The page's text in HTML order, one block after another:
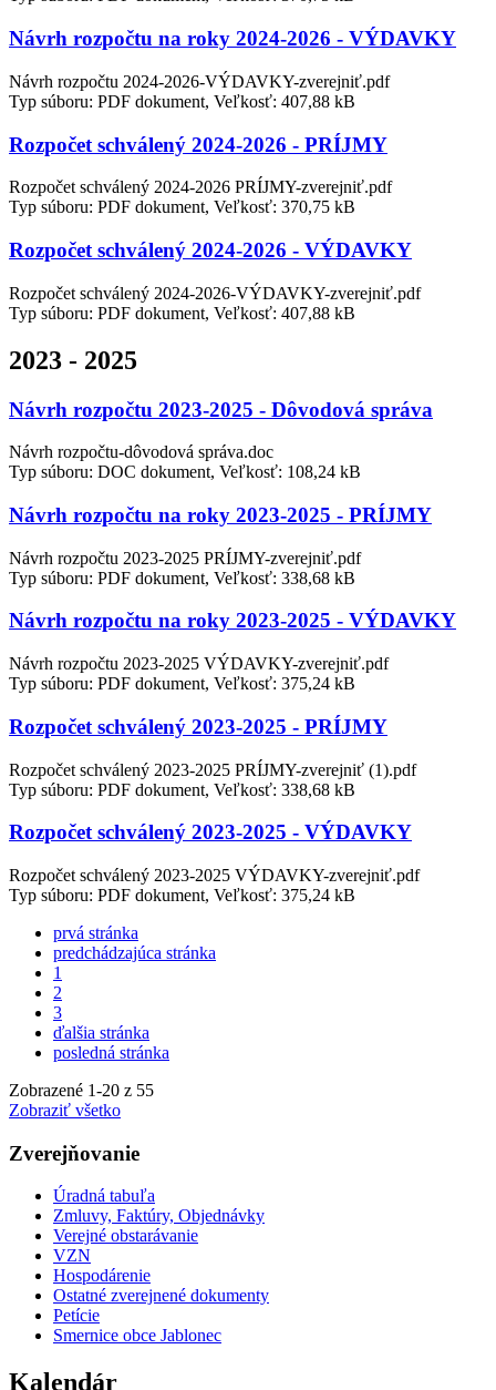
Návrh rozpočtu na roky 2024-2026 - VÝDAVKY
Návrh rozpočtu 2024-2026-VÝDAVKY-zverejniť.pdf
Typ súboru: PDF dokument, Veľkosť: 407,88 kB
Rozpočet schválený 2024-2026 - PRÍJMY
Rozpočet schválený 2024-2026 PRÍJMY-zverejniť.pdf
Typ súboru: PDF dokument, Veľkosť: 370,75 kB
Rozpočet schválený 2024-2026 - VÝDAVKY
Rozpočet schválený 2024-2026-VÝDAVKY-zverejniť.pdf
Typ súboru: PDF dokument, Veľkosť: 407,88 kB
2023 - 2025
Návrh rozpočtu 2023-2025 - Dôvodová správa
Návrh rozpočtu-dôvodová správa.doc
Typ súboru: DOC dokument, Veľkosť: 108,24 kB
Návrh rozpočtu na roky 2023-2025 - PRÍJMY
Návrh rozpočtu 2023-2025 PRÍJMY-zverejniť.pdf
Typ súboru: PDF dokument, Veľkosť: 338,68 kB
Návrh rozpočtu na roky 2023-2025 - VÝDAVKY
Návrh rozpočtu 2023-2025 VÝDAVKY-zverejniť.pdf
Typ súboru: PDF dokument, Veľkosť: 375,24 kB
Rozpočet schválený 2023-2025 - PRÍJMY
Rozpočet schválený 2023-2025 PRÍJMY-zverejniť (1).pdf
Typ súboru: PDF dokument, Veľkosť: 338,68 kB
Rozpočet schválený 2023-2025 - VÝDAVKY
Rozpočet schválený 2023-2025 VÝDAVKY-zverejniť.pdf
Typ súboru: PDF dokument, Veľkosť: 375,24 kB
prvá stránka
predchádzajúca stránka
1
2
3
ďalšia stránka
posledná stránka
Zobrazené 1-20 z 55
Zobraziť všetko
Zverejňovanie
Úradná tabuľa
Zmluvy, Faktúry, Objednávky
Verejné obstarávanie
VZN
Hospodárenie
Ostatné zverejnené dokumenty
Petície
Smernice obce Jablonec
Kalendár